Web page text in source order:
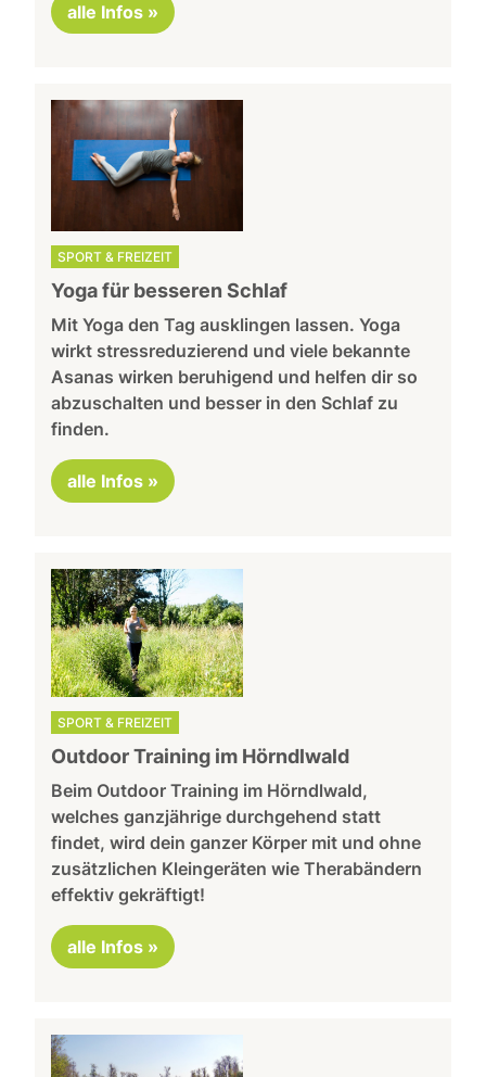
alle Infos »
SPORT & FREIZEIT
Yoga für besseren Schlaf
Mit Yoga den Tag ausklingen lassen. Yoga
wirkt stressreduzierend und viele bekannte
Asanas wirken beruhigend und helfen dir so
abzuschalten und besser in den Schlaf zu
finden.
alle Infos »
SPORT & FREIZEIT
Outdoor Training im Hörndlwald
Beim Outdoor Training im Hörndlwald,
welches ganzjährige durchgehend statt
findet, wird dein ganzer Körper mit und ohne
zusätzlichen Kleingeräten wie Therabändern
effektiv gekräftigt!
alle Infos »